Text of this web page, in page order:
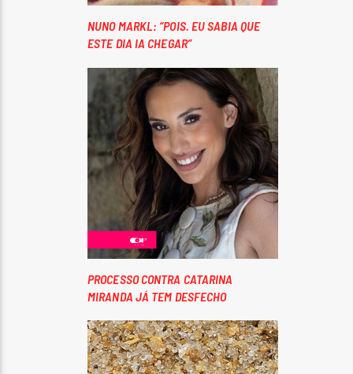
NUNO MARKL: “POIS. EU SABIA QUE
ESTE DIA IA CHEGAR”
PROCESSO CONTRA CATARINA
MIRANDA JÁ TEM DESFECHO